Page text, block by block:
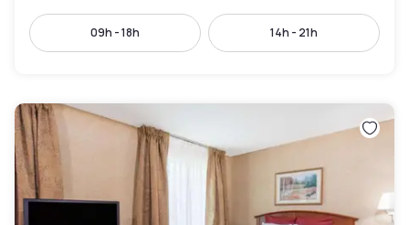
09h - 18h 14h - 21h